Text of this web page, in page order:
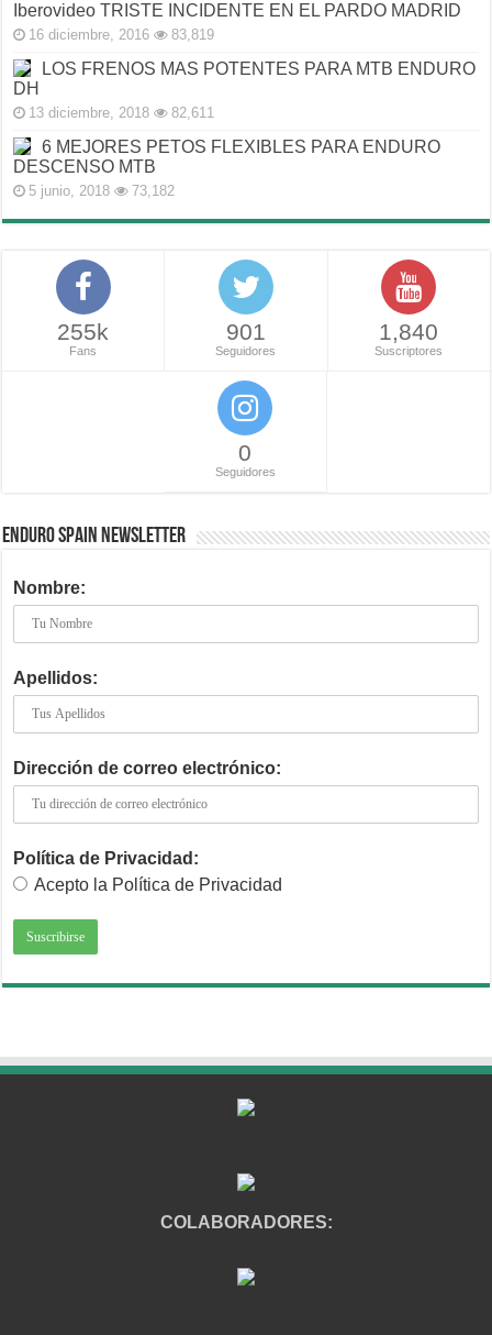
Iberovideo TRISTE INCIDENTE EN EL PARDO MADRID
16 diciembre, 2016 83,819
LOS FRENOS MAS POTENTES PARA MTB ENDURO
DH
13 diciembre, 2018 82,611
6 MEJORES PETOS FLEXIBLES PARA ENDURO
DESCENSO MTB
5 junio, 2018 73,182
255k
Fans
901
Seguidores
1,840
Suscriptores
0
Seguidores
ENDURO SPAIN NEWSLETTER
Nombre:
Apellidos:
Dirección de correo electrónico:
Política de Privacidad:
Acepto la Política de Privacidad
COLABORADORES: